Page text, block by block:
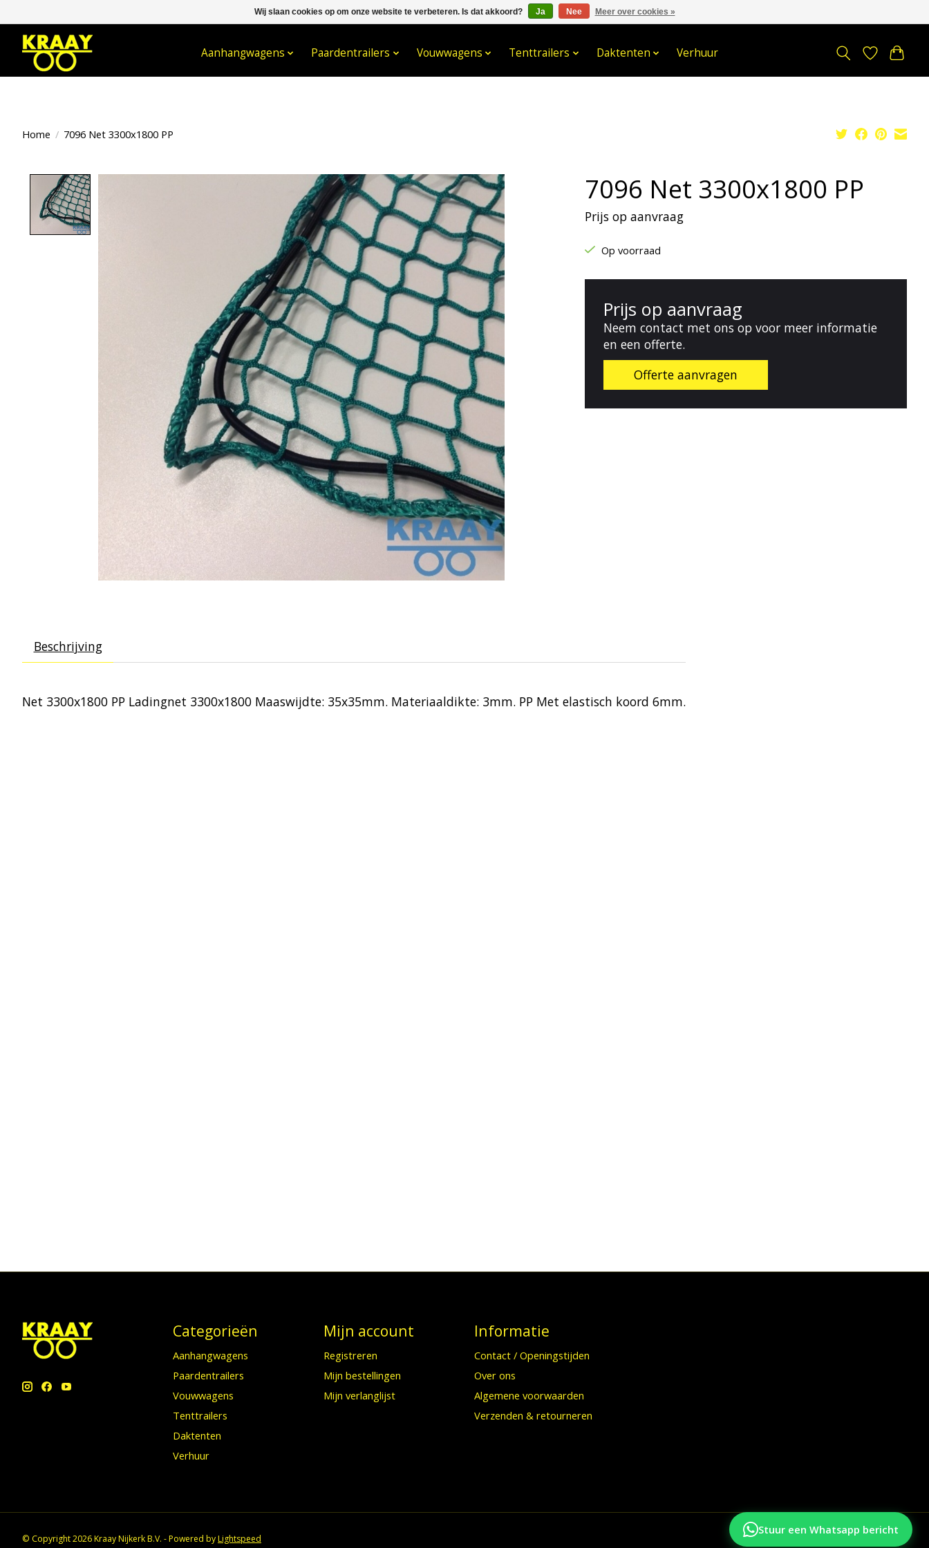
033- 2470 538 info@kraaybv.com Stuur een Whatsapp bericht
Aanhangwagens Paardentrailers Vouwwagens Tenttrailers Daktenten Verhuur
Home / 7096 Net 3300x1800 PP
7096 Net 3300x1800 PP
Prijs op aanvraag
Op voorraad
Prijs op aanvraag
Neem contact met ons op voor meer informatie
en een offerte.
Offerte aanvragen
Beschrijving
Net 3300x1800 PP Ladingnet 3300x1800 Maaswijdte: 35x35mm. Materiaaldikte: 3mm. PP Met elastisch koord 6mm.
Categorieën
Aanhangwagens
Paardentrailers
Vouwwagens
Tenttrailers
Daktenten
Verhuur
Mijn account
Registreren
Mijn bestellingen
Mijn verlanglijst
Informatie
Contact / Openingstijden
Over ons
Algemene voorwaarden
Verzenden & retourneren
© Copyright 2026 Kraay Nijkerk B.V. - Powered byLightspeed
Stuur een Whatsapp bericht
Wij slaan cookies op om onze website te verbeteren. Is dat akkoord? Ja Nee Meer over cookies »